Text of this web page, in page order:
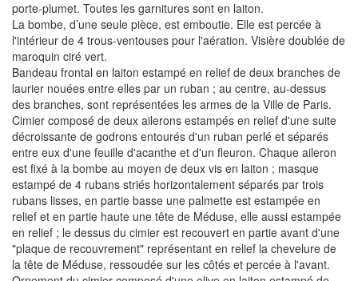
porte-plumet. Toutes les garnitures sont en laiton.
La bombe, d’une seule pièce, est emboutie. Elle est percée à
l'intérieur de 4 trous-ventouses pour l'aération. Visière doublée de
maroquin ciré vert.
Bandeau frontal en laiton estampé en relief de deux branches de
laurier nouées entre elles par un ruban ; au centre, au-dessus
des branches, sont représentées les armes de la Ville de Paris.
Cimier composé de deux ailerons estampés en relief d'une suite
décroissante de godrons entourés d'un ruban perlé et séparés
entre eux d'une feuille d'acanthe et d'un fleuron. Chaque aileron
est fixé à la bombe au moyen de deux vis en laiton ; masque
estampé de 4 rubans striés horizontalement séparés par trois
rubans lisses, en partie basse une palmette est estampée en
relief et en partie haute une tête de Méduse, elle aussi estampée
en relief ; le dessus du cimier est recouvert en partie avant d'une
"plaque de recouvrement" représentant en relief la chevelure de
la tête de Méduse, ressoudée sur les côtés et percée à l'avant.